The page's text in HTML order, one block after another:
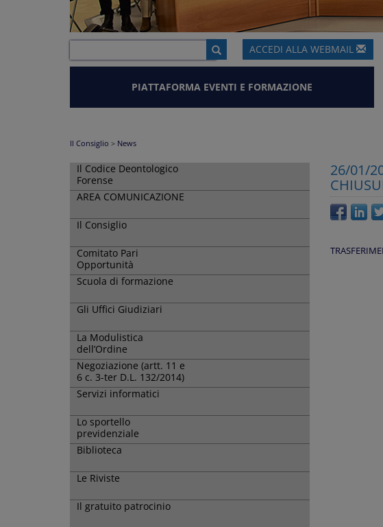
ACCEDI ALLAWEBMAIL
PIATTAFORMA EVENTI E FORMAZIONE
Il Consiglio > News
Il Codice Deontologico
Forense
AREA COMUNICAZIONE
Il Consiglio
Comitato Pari
Opportunità
Scuola di formazione
Gli Uffici Giudiziari
La Modulistica
dell’Ordine
Negoziazione (artt. 11 e
6 c. 3-ter D.L. 132/2014)
Servizi informatici
Lo sportello
previdenziale
Biblioteca
Le Riviste
Il gratuito patrocinio
26/01/